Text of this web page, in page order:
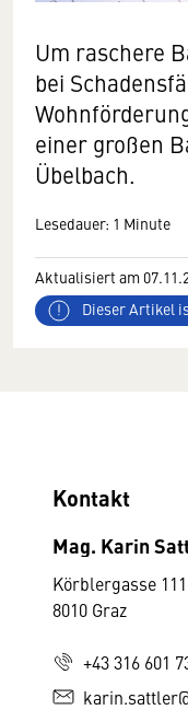
Um raschere
bei
einer großen
Übelbach.
Lesedauer: 1 Minute
Aktualisiert am
Dieser Artikel
Kontakt
Mag. Karin
Körblergasse
8010 Graz
+43 316 601